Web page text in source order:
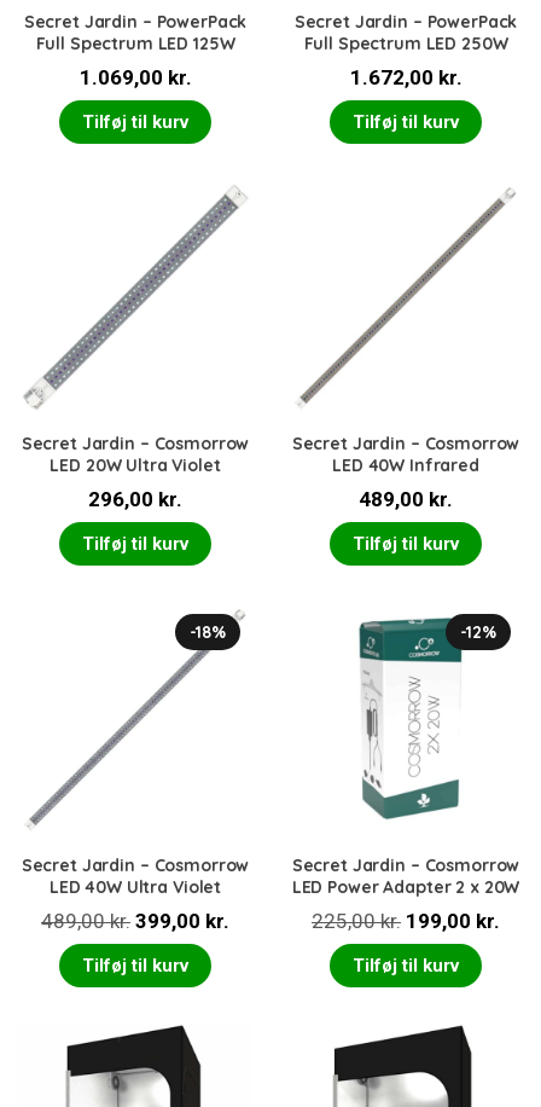
Secret Jardin – PowerPack
Full Spectrum LED 125W
1.069,00 kr.
Tilføj til kurv
Secret Jardin – PowerPack
Full Spectrum LED 250W
1.672,00 kr.
Tilføj til kurv
Secret Jardin – Cosmorrow
LED 20W Ultra Violet
296,00 kr.
Tilføj til kurv
Secret Jardin – Cosmorrow
LED 40W Infrared
489,00 kr.
Tilføj til kurv
-18%
Secret Jardin – Cosmorrow
LED 40W Ultra Violet
489,00kr. Den
oprindelige
pris
489,00 kr..
399,00 kr.
Tilføj til kurv
-12%
Secret Jardin – Cosmorrow
LED Power Adapter 2 x 20W
225,00kr. Den
oprindelige
pris
225,00 kr..
199,00 kr.
Tilføj til kurv